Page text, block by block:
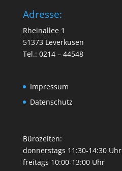
Adresse:
Rheinallee 1
51373 Leverkusen
Tel.: 0214 – 44548
Impressum
Datenschutz
Bürozeiten:
donnerstags 11:30-14:30 Uhr
freitags 10:00-13:00 Uhr